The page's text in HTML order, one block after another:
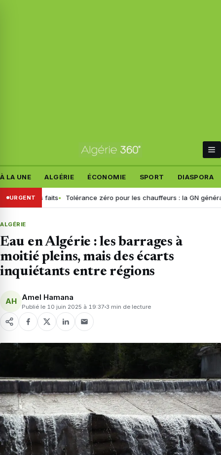
À LA UNE ALGÉRIE ÉCONOMIE SPORT DIASPORA
URGENT
les faits Tolérance zéro pour les chauffeurs : la GN généralise le
ALGÉRIE
Eau en Algérie : les barrages à
moitié pleins, mais des écarts
inquiétants entre régions
AH Amel Hamana
Publié le 10 juin 2025 à 19:37 3 min de lecture